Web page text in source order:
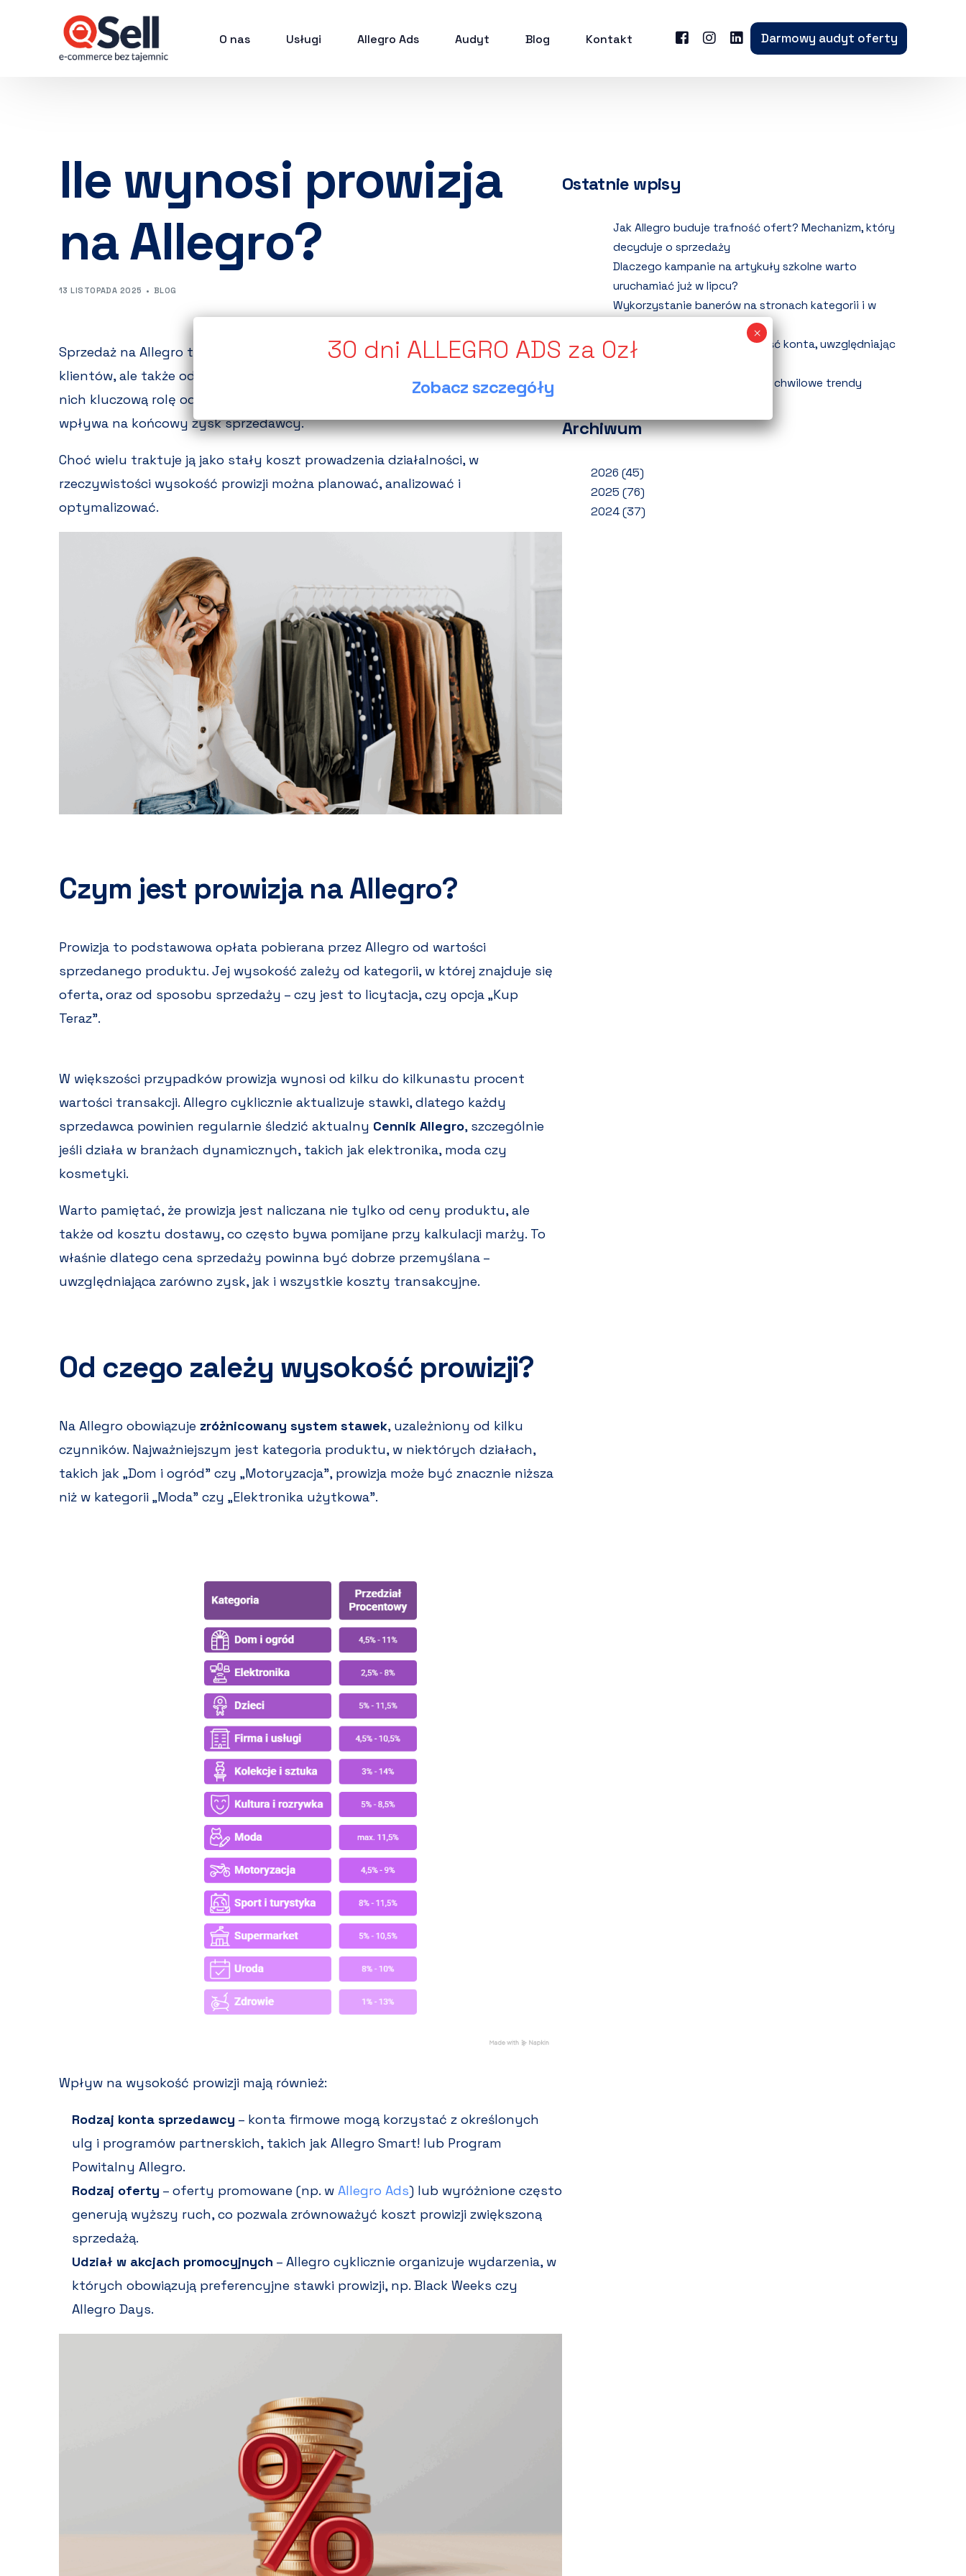
O nas Usługi Allegro Ads Audyt Blog Kontakt Darmowy audyt oferty
Ile wynosi prowizja
na Allegro?
13 LISTOPADA 2025 BLOG
Sprzedaż na Allegro to dziś nie tylko ogromna szansa na dotarcie do milionów
klientów, ale także odpowiedzialność za świadome zarządzanie kosztami. Wśród
nich kluczową rolę odgrywa
wpływa na końcowy zysk sprzedawcy.
Choć wielu traktuje ją jako stały koszt prowadzenia działalności, w
rzeczywistości wysokość prowizji można planować, analizować i
optymalizować.
Czym jest prowizja na Allegro?
Prowizja to podstawowa opłata pobierana przez Allegro od wartości
sprzedanego produktu. Jej wysokość zależy od kategorii, w której znajduje się
oferta, oraz od sposobu sprzedaży – czy jest to licytacja, czy opcja „Kup
Teraz”.
W większości przypadków prowizja wynosi od kilku do kilkunastu procent
wartości transakcji. Allegro cyklicznie aktualizuje stawki, dlatego każdy
sprzedawca powinien regularnie śledzić aktualny Cennik Allegro, szczególnie
jeśli działa w branżach dynamicznych, takich jak elektronika, moda czy
kosmetyki.
Warto pamiętać, że prowizja jest naliczana nie tylko od ceny produktu, ale
także od kosztu dostawy, co często bywa pomijane przy kalkulacji marży. To
właśnie dlatego cena sprzedaży powinna być dobrze przemyślana –
uwzględniająca zarówno zysk, jak i wszystkie koszty transakcyjne.
Od czego zależy wysokość prowizji?
Na Allegro obowiązuje zróżnicowany system stawek, uzależniony od kilku
czynników. Najważniejszym jest kategoria produktu, w niektórych działach,
takich jak „Dom i ogród” czy „Motoryzacja”, prowizja może być znacznie niższa
niż w kategorii „Moda” czy „Elektronika użytkowa”.
Wpływ na wysokość prowizji mają również:
Rodzaj konta sprzedawcy – konta firmowe mogą korzystać z określonych
ulg i programów partnerskich, takich jak Allegro Smart! lub Program
Powitalny Allegro.
Rodzaj oferty – oferty promowane (np. w Allegro Ads) lub wyróżnione często
generują wyższy ruch, co pozwala zrównoważyć koszt prowizji zwiększoną
sprzedażą.
Udział w akcjach promocyjnych – Allegro cyklicznie organizuje wydarzenia, w
których obowiązują preferencyjne stawki prowizji, np. Black Weeks czy
Allegro Days.
Ostatnie wpisy
Jak Allegro buduje trafność ofert? Mechanizm, który
decyduje o sprzedaży
Dlaczego kampanie na artykuły szkolne warto
uruchamiać już w lipcu?
Wykorzystanie banerów na stronach kategorii i w
Jak obliczyć realną rentowność konta, uwzględniając
Ponadczasowe bestsellery vs. chwilowe trendy
Archiwum
2026 (45)
2025 (76)
2024 (37)
Zobacz szczegóły